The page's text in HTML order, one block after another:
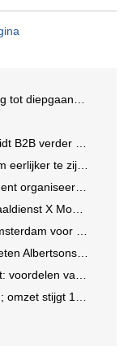
over goede doelen
en innoveert met AI
en consumenten
koopgedrag bewuster
zorgen in Washington
voedingsmerken Unilever
Volgt Ahold Delhaize?
een landelijk bureau
halfjaar naar 8,3 miljard